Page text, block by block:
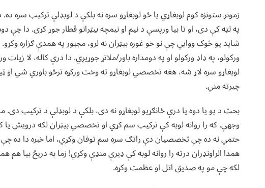
زمونږ ستونزه کوم لوبغاړي یا څو لوبغاړو سره نه بلکې د لوبډلې ترکیب
په لټه کې دی، او تا بیا ورپسې د نیم او نیمچه بیټرانو قطار جوړ کړی. دا
شاید یو څوک ووايي‌ چې نو خو غوره بیټران نه لرو، مجبور په همدې ګزاره
ورکولو،‌ په ډاډ ورکولو او په دومداره باور/ملاتړ جوړیږي. دا درې کاله، لا
لوبغاړو سره لاړ شه، هغه تخصصي لوبغاړو ته وخت ورکړه ترڅو باوري شي او
چیرته مني.
بحث د یو یا دوه یا درې ځانګړیو لوبغاړو نه دی، بلکې د لوبډلې د ترکیب دی.
وجهې. که را روانه لوبه کې ترکیب سم کړي‌ او تخصصي بیټران لکه درویش یا
حتمي نه ده چې تخصصیان دې راتګ سره سم توفان وکړي، اما خبره دا ده
همدا الراونډران درته را روانه لوبه کې ډیرې منډې وکړي! زما به دریځ بیا
لکه چې مو په صدیق اتل او عظمت وکړه.